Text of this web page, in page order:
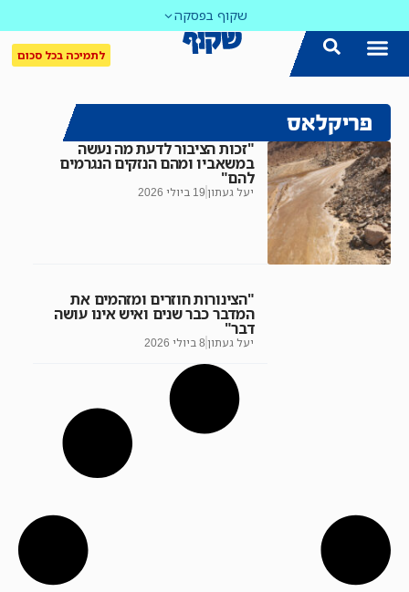
שקוף בפסקה
לתמיכה בכל סכום
פריקלאס
"זכות הציבור לדעת מה נעשה
במשאביו ומהם הנזקים הנגרמים
להם"
יעל געתון 19 ביולי 2026
"הצינורות חוזרים ומזהמים את
המדבר כבר שנים ואיש אינו עושה
דבר"
יעל געתון 8 ביולי 2026